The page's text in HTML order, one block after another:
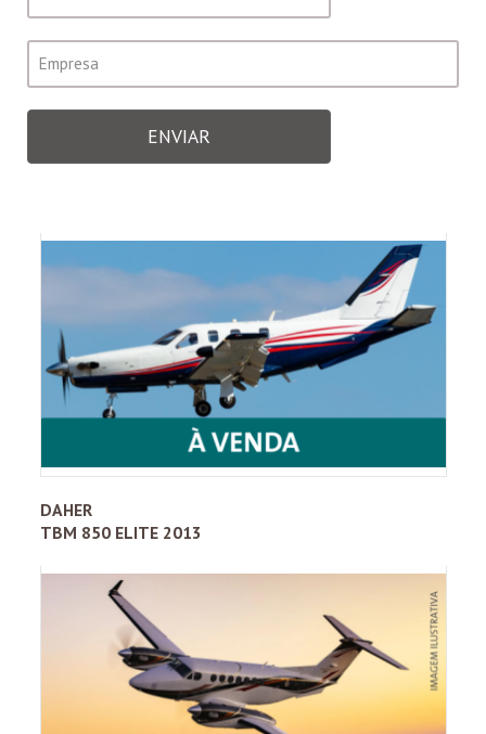
ENVIAR
DAHER
TBM 850 ELITE 2013